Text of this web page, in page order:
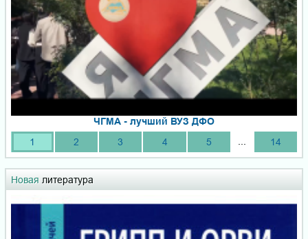
ЧГМА - лучший ВУЗ ДФО
1
2 3 4 5 14
Новая литература